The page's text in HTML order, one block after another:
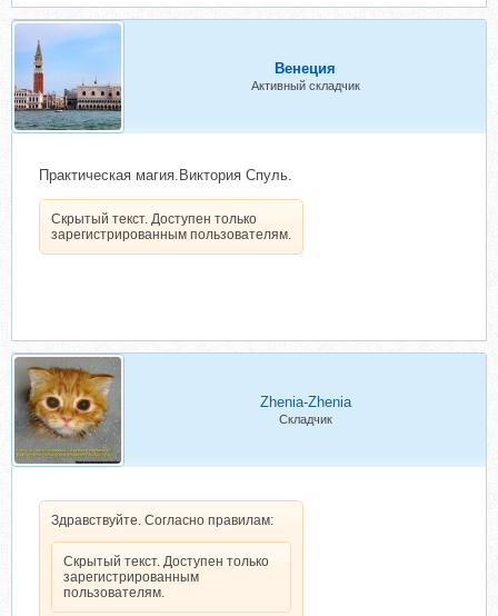
Венеция
Активный складчик
Практическая магия.Виктория Спуль.
Скрытый текст. Доступен только
зарегистрированным пользователям.
Zhenia-Zhenia
Складчик
Здравствуйте. Согласно правилам:
Скрытый текст. Доступен только
зарегистрированным
пользователям.